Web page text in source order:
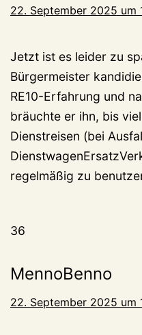
22. September 2025 um
Jetzt ist es leider zu
Bürgermeister
RE10-Erfahrung und
bräuchte er ihn, bis
Dienstreisen (bei
regelmäßig zu
36
MennoBenno
22. September 2025 um